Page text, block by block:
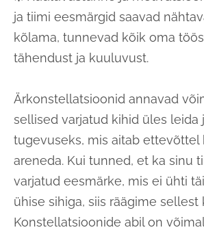
ja tiimi eesmärgid saavad
kõlama, tunnevad kõik oma
tähendust ja kuuluvust.
Ärkonstellatsioonid annavad
sellised varjatud kihid üles leida
tugevuseks, mis aitab ettevõttel
areneda. Kui tunned, et ka sinu
varjatud eesmärke, mis ei ühti
ühise sihiga, siis räägime sellest
Konstellatsioonide abil on